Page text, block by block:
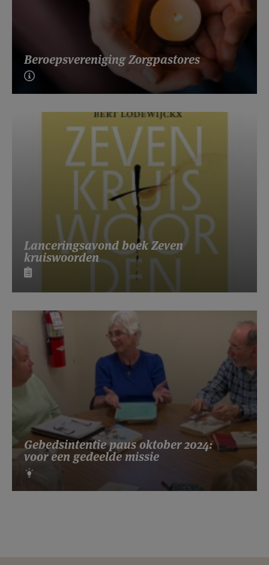
Beroepsvereniging Zorgpastores
Lanceringsavond boek Zeven
kruiswoorden
Gebedsintentie paus oktober 2024:
voor een gedeelde missie